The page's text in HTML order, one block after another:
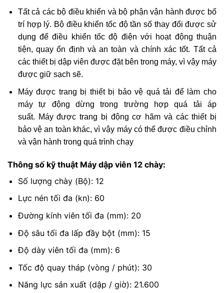
Tất cả các bộ điều khiển và bộ phận vận hành được bố
trí hợp lý. Bộ điều khiển tốc độ tần số thay đổi được sử
dụng để điều khiển tốc độ điện với hoạt động thuận
tiện, quay ổn định và an toàn và chính xác tốt. Tất cả
các thiết bị dập viên được đặt bên trong máy, vì vậy máy
được giữ sạch sẽ.
Máy được trang bị thiết bị bảo vệ quá tải để làm cho
máy tự động dừng trong trường hợp quá tải áp
suất. Máy được trang bị động cơ hãm và các thiết bị
bảo vệ an toàn khác, vì vậy máy có thể được điều chỉnh
và vận hành trong quá trình chạy
Thông số kỹ thuật Máy dập viên 12 chày:
Số lượng chày (Bộ): 12
Lực nén tối đa (kn): 60
Đường kính viên tối đa (mm): 20
Độ sâu tối đa lấp đầy bột (mm): 15
Độ dày viên tối đa (mm): 6
Tốc độ quay tháp (vòng / phút): 30
Năng lực sản xuất (dập / giờ): 21.600